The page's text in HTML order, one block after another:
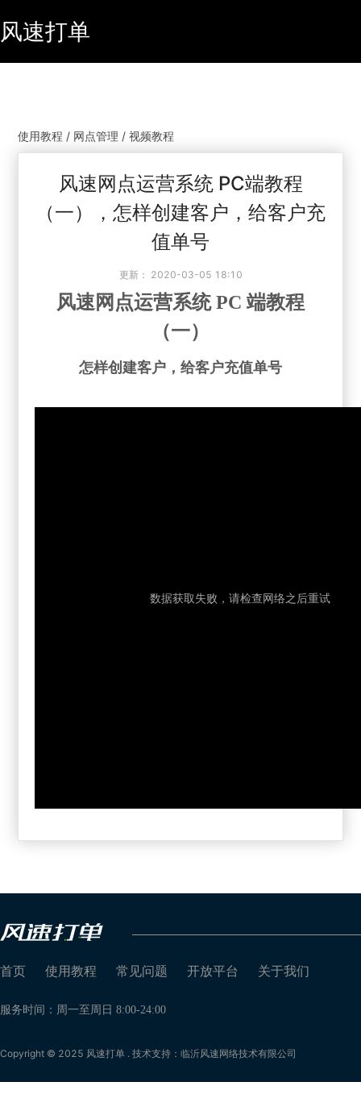
风速打单
使用教程 / 网点管理 / 视频教程
风速网点运营系统 PC端教程
（一），怎样创建客户，给客户充
值单号
更新： 2020-03-05 18:10
风速网点运营系统 PC 端教程
（一）
怎样创建客户，给客户充值单号
首页 使用教程 常见问题 开放平台 关于我们
服务时间：周一至周日 8:00-24:00
Copyright © 2025 风速打单 . 技术支持：临沂风速网络技术有限公司